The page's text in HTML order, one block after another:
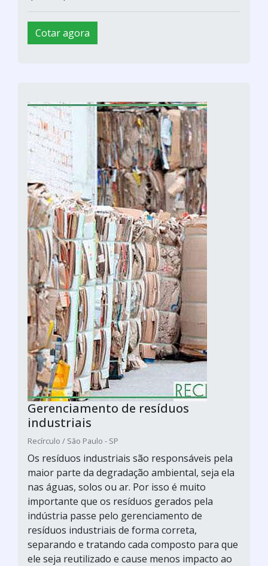
Cotar agora
Gerenciamento de resíduos
industriais
Recírculo / São Paulo - SP
Os resíduos industriais são responsáveis pela
maior parte da degradação ambiental, seja ela
nas águas, solos ou ar. Por isso é muito
importante que os resíduos gerados pela
indústria passe pelo gerenciamento de
resíduos industriais de forma correta,
separando e tratando cada composto para que
ele seja reutilizado e cause menos impacto ao